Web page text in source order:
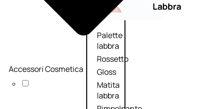
Labbra
Palette
labbra
Rossetto
Gloss
Matita
labbra
Accessori Cosmetica